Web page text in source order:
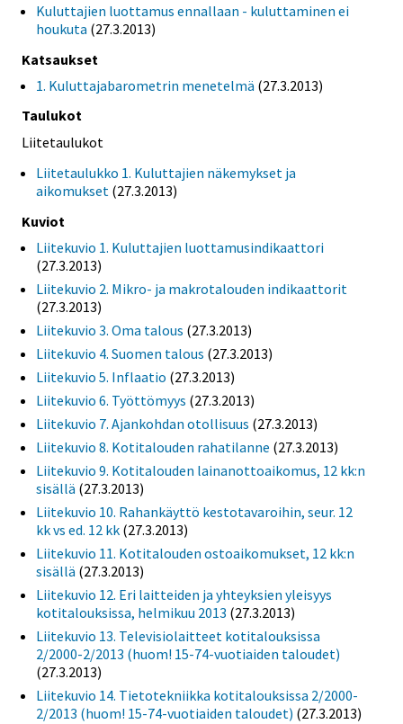
Kuluttajien luottamus ennallaan - kuluttaminen ei
houkuta (27.3.2013)
Katsaukset
1. Kuluttajabarometrin menetelmä (27.3.2013)
Taulukot
Liitetaulukot
Liitetaulukko 1. Kuluttajien näkemykset ja
aikomukset (27.3.2013)
Kuviot
Liitekuvio 1. Kuluttajien luottamusindikaattori
(27.3.2013)
Liitekuvio 2. Mikro- ja makrotalouden indikaattorit
(27.3.2013)
Liitekuvio 3. Oma talous (27.3.2013)
Liitekuvio 4. Suomen talous (27.3.2013)
Liitekuvio 5. Inflaatio (27.3.2013)
Liitekuvio 6. Työttömyys (27.3.2013)
Liitekuvio 7. Ajankohdan otollisuus (27.3.2013)
Liitekuvio 8. Kotitalouden rahatilanne (27.3.2013)
Liitekuvio 9. Kotitalouden lainanottoaikomus, 12 kk:n
sisällä (27.3.2013)
Liitekuvio 10. Rahankäyttö kestotavaroihin, seur. 12
kk vs ed. 12 kk (27.3.2013)
Liitekuvio 11. Kotitalouden ostoaikomukset, 12 kk:n
sisällä (27.3.2013)
Liitekuvio 12. Eri laitteiden ja yhteyksien yleisyys
kotitalouksissa, helmikuu 2013 (27.3.2013)
Liitekuvio 13. Televisiolaitteet kotitalouksissa
2/2000-2/2013 (huom! 15-74-vuotiaiden taloudet)
(27.3.2013)
Liitekuvio 14. Tietotekniikka kotitalouksissa 2/2000-
2/2013 (huom! 15-74-vuotiaiden taloudet) (27.3.2013)